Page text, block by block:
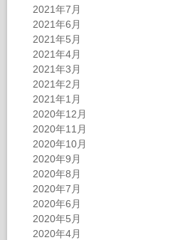
2021年7月
2021年6月
2021年5月
2021年4月
2021年3月
2021年2月
2021年1月
2020年12月
2020年11月
2020年10月
2020年9月
2020年8月
2020年7月
2020年6月
2020年5月
2020年4月